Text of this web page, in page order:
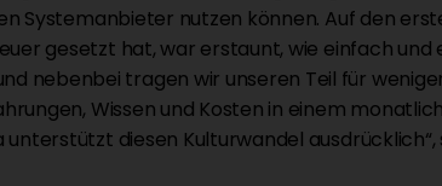
Systemanbieter nutzen können. Auf den
gesetzt hat, war erstaunt, wie einfach
nebenbei tragen wir unseren Teil für
Wissen und Kosten in einem
diesen Kulturwandel